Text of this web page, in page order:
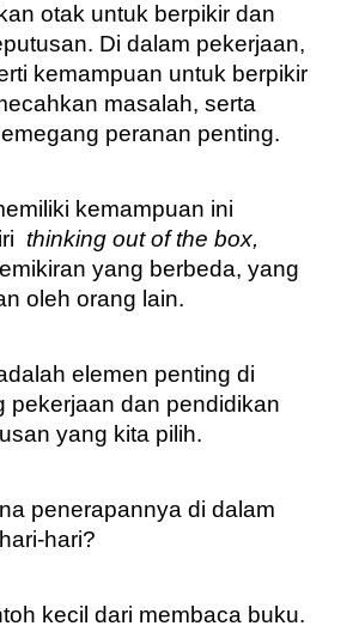
otak untuk berpikir dan
kemampuan untuk berpikir
masalah, serta
peranan penting.
kemampuan ini
yang berbeda, yang
oleh orang lain.
elemen penting di
pekerjaan dan pendidikan
yang kita pilih.
penerapannya di dalam
hari?
kecil dari membaca buku.